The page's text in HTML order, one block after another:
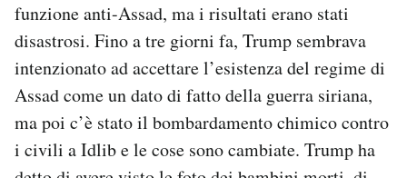
funzione anti-Assad, ma i risultati erano stati
disastrosi. Fino a tre giorni fa, Trump sembrava
intenzionato ad accettare l’esistenza del regime di
Assad come un dato di fatto della guerra siriana,
ma poi c’è stato il bombardamento chimico contro
i civili a Idlib e le cose sono cambiate. Trump ha